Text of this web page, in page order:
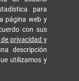
de las
KG o de
la Unión
vende ningún
B&R,
Festo,
para
página web y
con sus
privacidad y
descripción
utilizamos y